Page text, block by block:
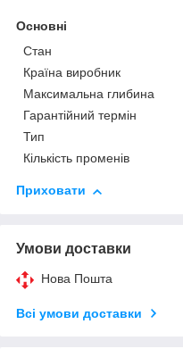
Основні
Стан
Країна виробник
Максимальна глибина
Гарантійний термін
Тип
Кількість променів
Приховати
Умови доставки
Нова Пошта
Всі умови доставки